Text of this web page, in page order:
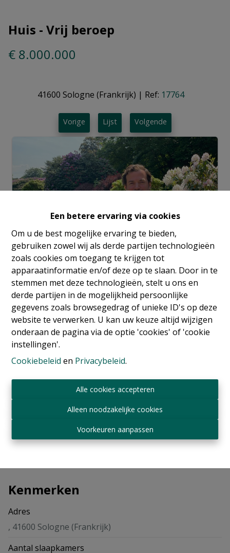
Een betere ervaring via cookies
Om u de best mogelijke ervaring te bieden,
gebruiken zowel wij als derde partijen technologieën
zoals cookies om toegang te krijgen tot
apparaatinformatie en/of deze op te slaan. Door in te
stemmen met deze technologieën, stelt u ons en
derde partijen in de mogelijkheid persoonlijke
gegevens zoals browsegedrag of unieke ID's op deze
website te verwerken. U kan uw keuze altijd wijzigen
onderaan de pagina via de optie 'cookies' of 'cookie
instellingen'.
Cookiebeleid en Privacybeleid.
Alle cookies accepteren
Alleen noodzakelijke cookies
Voorkeuren aanpassen
Huis - Vrij beroep
€ 8.000.000
41600 Sologne (Frankrijk) | Ref: 17764
Vorige Lijst Volgende
Info aanvragen
11
Delen
Kenmerken
Adres
, 41600 Sologne (Frankrijk)
Aantal slaapkamers